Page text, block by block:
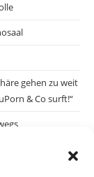
gehen zu weit
& Co surft!“
Anschlag wäre